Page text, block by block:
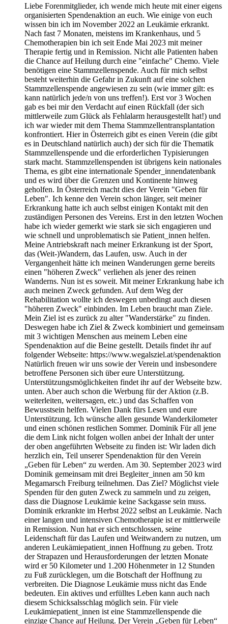
Liebe Forenmitglieder, ich wende mich heute mit einer eigens
organisierten Spendenaktion an euch. Wie einige von euch
wissen bin ich im November 2022 an Leukämie erkrankt.
Nach fast 7 Monaten, meistens im Krankenhaus, und 5
Chemotherapien bin ich seit Ende Mai 2023 mit meiner
Therapie fertig und in Remission. Nicht alle Patienten haben
die Chance auf Heilung durch eine "einfache" Chemo. Viele
benötigen eine Stammzellenspende. Auch für mich selbst
besteht weiterhin die Gefahr in Zukunft auf eine solchen
Stammzellenspende angewiesen zu sein (wie immer gilt: es
kann natürlich jede/n von uns treffen!). Erst vor 3 Wochen
gab es bei mir den Verdacht auf einen Rückfall (der sich
mittlerweile zum Glück als Fehlalarm herausgestellt hat!) und
ich war wieder mit dem Thema Stammzellentransplantation
konfrontiert. Hier in Österreich gibt es einen Verein (die gibt
es in Deutschland natürlich auch) der sich für die Thematik
Stammzellenspende und die erforderlichen Typisierungen
stark macht. Stammzellenspenden ist übrigens kein nationales
Thema, es gibt eine internationale Spender_innendatenbank
und es wird über die Grenzen und Kontinente hinweg
geholfen. In Österreich macht dies der Verein "Geben für
Leben". Ich kenne den Verein schon länger, seit meiner
Erkrankung hatte ich auch selbst einigen Kontakt mit den
zuständigen Personen des Vereins. Erst in den letzten Wochen
habe ich wieder gemerkt wie stark sie sich engagieren und
wie schnell und unproblematisch sie Patient_innen helfen.
Meine Antriebskraft nach meiner Erkrankung ist der Sport,
das (Weit-)Wandern, das Laufen, usw. Auch in der
Vergangenheit hätte ich meinen Wanderungen gerne bereits
einen "höheren Zweck" verliehen als jener des reinen
Wanderns. Nun ist es soweit. Mit meiner Erkrankung habe ich
auch meinen Zweck gefunden. Auf dem Weg der
Rehabilitation wollte ich deswegen unbedingt auch diesen
"höheren Zweck" einbinden. Im Leben braucht man Ziele.
Mein Ziel ist es zurück zu alter "Wanderstärke" zu finden.
Deswegen habe ich Ziel & Zweck kombiniert und gemeinsam
mit 3 wichtigen Menschen aus meinem Leben eine
Spendenaktion auf die Beine gestellt. Details findet ihr auf
folgender Webseite: https://www.wegalsziel.at/spendenaktion
Natürlich freuen wir uns sowie der Verein und insbesondere
betroffene Personen sich über eure Unterstützung.
Unterstützungsmöglichkeiten findet ihr auf der Webseite bzw.
unten. Aber auch schon die Werbung für der Aktion (z.B.
weiterleiten, weitersagen, etc.) und das Schaffen von
Bewusstsein helfen. Vielen Dank fürs Lesen und eure
Unterstützung. Ich wünsche allen gesunde Wanderkilometer
und einen schönen restlichen Sommer. Dominik Für all jene
die dem Link nicht folgen wollen anbei der Inhalt der unter
der oben angeführten Webseite zu finden ist: Wir laden dich
herzlich ein, Teil unserer Spendenaktion für den Verein
„Geben für Leben“ zu werden. Am 30. September 2023 wird
Dominik gemeinsam mit drei Begleiter_innen am 50 km
Megamarsch Freiburg teilnehmen. Das Ziel? Möglichst viele
Spenden für den guten Zweck zu sammeln und zu zeigen,
dass die Diagnose Leukämie keine Sackgasse sein muss.
Dominik erkrankte im Herbst 2022 selbst an Leukämie. Nach
einer langen und intensiven Chemotherapie ist er mittlerweile
in Remission. Nun hat er sich entschlossen, seine
Leidenschaft für das Laufen und Weitwandern zu nutzen, um
anderen Leukämiepatient_innen Hoffnung zu geben. Trotz
der Strapazen und Herausforderungen der letzten Monate
wird er 50 Kilometer und 1.200 Höhenmeter in 12 Stunden
zu Fuß zurücklegen, um die Botschaft der Hoffnung zu
verbreiten. Die Diagnose Leukämie muss nicht das Ende
bedeuten. Ein aktives und erfülltes Leben kann auch nach
diesem Schicksalsschlag möglich sein. Für viele
Leukämiepatient_innen ist eine Stammzellenspende die
einzige Chance auf Heilung. Der Verein „Geben für Leben“